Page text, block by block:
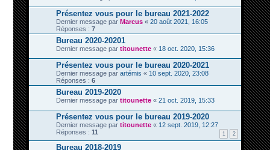
Présentez vous pour le bureau 2021-2022
Dernier message par Marcus« 20 août 2021, 16:05
Réponses : 7
Bureau 2020-20201
Dernier message par titounette« 18 oct. 2020, 15:36
Présentez vous pour le bureau 2020-2021
Dernier message par artémis « 10 sept. 2020, 23:08
Réponses : 6
Bureau 2019-2020
Dernier message par titounette« 21 oct. 2019, 15:33
Présentez vous pour le bureau 2019-2020
Dernier message par titounette« 12 sept. 2019, 12:27
Réponses : 11 1 2
Bureau 2018-2019